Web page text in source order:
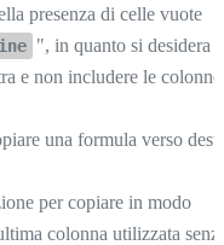
presenza di celle vuote
", in quanto si desidera
e non includere le colonne
una formula verso
per copiare in modo
colonna utilizzata